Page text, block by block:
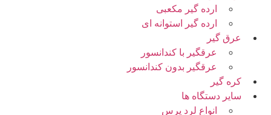
ارده گیر مکعبی
ارده گیر استوانه ای
عرق گیر
عرقگیر با کندانسور
عرقگیر بدون کندانسور
کره گیر
سایر دستگاه ها
انواع لرد پرس